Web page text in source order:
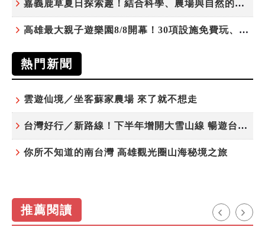
嘉義鹿草夏日探索趣！結合科學、農場與自然的親子小旅行
高雄最大親子遊樂園8/8開幕！30項設施免費玩、YOYO家族嗨翻暑假
熱門新聞
雲遊仙境／坐客蘇家農場 來了就不想走
台灣好行／新路線！下半年增開大雪山線 暢遊台中更便利
你所不知道的南台灣 高雄觀光圈山海秘境之旅
推薦閱讀